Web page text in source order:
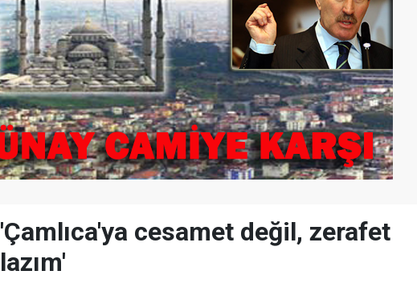
'Çamlıca'ya cesamet değil, zerafet
lazım'